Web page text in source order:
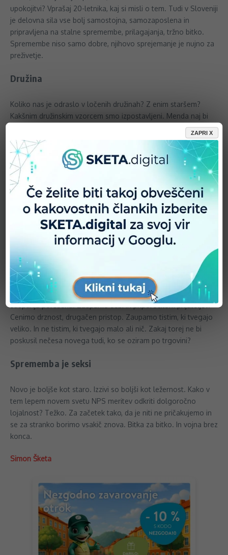
upokojitvi? Vprašaj 20-letnika, kaj si misli o tem. Tudi v Sloveniji
je delovna sila vse bolj samostojna, samozaposlena in
pripravljena na stalne spremembe, prilagajanja, tržno bitko.
Spremembe niso samo dobre, njihovo sprejemanje je nujno za
preživetje.
Družina
Koliko nas je odraslo v ločenih družinah? Z enim staršem?
Kakšnim družinskim vzorcem smo izpostavljeni. Menda naj bi
polovica milenijcev odrasla v takšnem okolju. Skoraj polovica
pa jih je odrasla s starši, ki se nikoli niso poročili. Potem
prištejmo Tinder kulturo neobveznih zvez, hitre menjave ob
prvih znakih nezadovoljstva in…in…in. Stabilnost, zvestoba? Ali
pa manjko tega in iskanje razlogov, da je življenje lahko tudi
takšno in lepo.
Kriza zaupanja
Hej, kaj smo vplivneži? Morda odgovor na krizo zaupanja v
znamke, oglaševanje, medije in oblast? Komu verjamejo
milenijci? Komu zaupaš ti? So dobre, tradicionalne vrednote še
vedno prav to? Kaj pa znamke z zgodovino? Veliko je lahko
slabo. Majhno, dinamično, “disruptivno” je kul. Kaj je Elon
Musk? In kaj je bil Ford? Danes zaupamo mnogim, a je trajnost
zaupanja porušena. Zaupamo sebi in priporočilom prijateljev.
Cenimo drznost, drugačen pristop. Zaupamo tistim, ki tvegajo
veliko. In ne tistim, ki tvegajo malo ali nič. Zakaj torej ne bi
poskusil nečesa novega tudi, ko se oziram po trgovini?
Sprememba je seksi
Novo je boljše kot staro. Izzivi so boljši kot ležernost. Kako v
tem lepem novem svetu NPS meritev odkriti dolgoročno
lojalnost? Težko. Za začetek tako, da je niti ne pričakujemo in
se za stranko borimo vsakič znova. Bitka za bitko. In vojna brez
konca.
Simon Šketa
ZAPRI X